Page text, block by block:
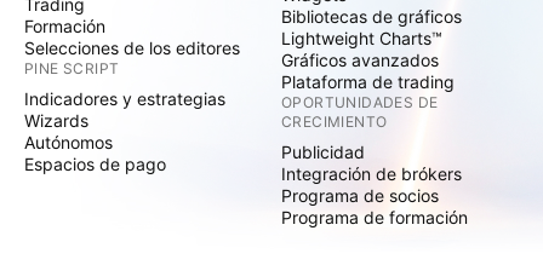
Trading
Formación
Selecciones de los editores
PINE SCRIPT
Indicadores y estrategias
Wizards
Autónomos
Espacios de pago
Bibliotecas de gráficos
Lightweight Charts™
Gráficos avanzados
Plataforma de trading
OPORTUNIDADES DE
CRECIMIENTO
Publicidad
Integración de brókers
Programa de socios
Programa de formación